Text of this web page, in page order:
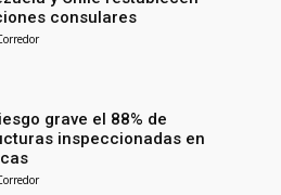
consulares
grave el 88% de
inspeccionadas en